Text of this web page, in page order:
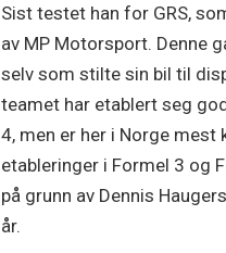
Sist testet han for GRS,
av MP Motorsport. Denne
selv som stilte sin bil til
teamet har etablert seg
4, men er her i Norge mest
etableringer i Formel 3 og
på grunn av Dennis
år.